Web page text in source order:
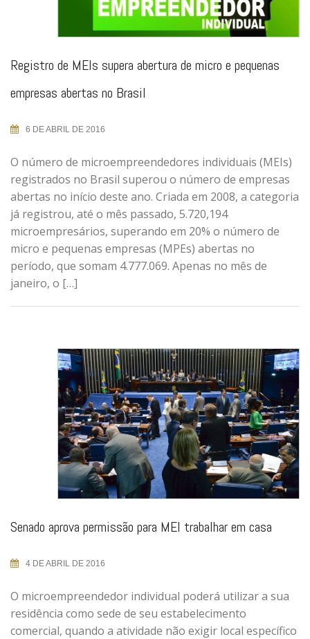
Registro de MEIs supera abertura de micro e pequenas
empresas abertas no Brasil
6 DE ABRIL DE 2016
O número de microempreendedores individuais (MEIs)
registrados no Brasil superou o número de empresas
abertas no início deste ano. Criada em 2008, a categoria
já registrou, até o mês passado, 5.720,194
microempresários, superando em 20% o número de
micro e pequenas empresas (MPEs) abertas no
período, que somam 4.777.069. Apenas no mês de
janeiro, o […]
Senado aprova permissão para MEI trabalhar em casa
4 DE ABRIL DE 2016
O microempreendedor individual poderá utilizar a sua
residência como sede de seu estabelecimento
comercial, quando a atividade não exigir local específico